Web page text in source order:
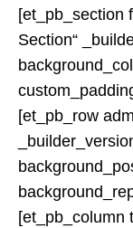
[et_pb_section
Section“
[et_pb_row
[et_pb_column